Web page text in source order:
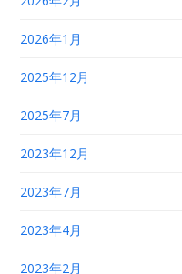
2026年1月
2025年12月
2025年7月
2023年12月
2023年7月
2023年4月
2023年2月